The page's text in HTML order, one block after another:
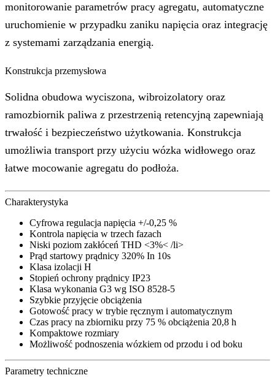
monitorowanie parametrów pracy agregatu, automatyczne
uruchomienie w przypadku zaniku napięcia oraz integrację
z systemami zarządzania energią.
Konstrukcja przemysłowa
Solidna obudowa wyciszona, wibroizolatory oraz
ramozbiornik paliwa z przestrzenią retencyjną zapewniają
trwałość i bezpieczeństwo użytkowania. Konstrukcja
umożliwia transport przy użyciu wózka widłowego oraz
łatwe mocowanie agregatu do podłoża.
Charakterystyka
Cyfrowa regulacja napięcia +/-0,25 %
Kontrola napięcia w trzech fazach
Niski poziom zakłóceń THD <3%< /li>
Prąd startowy prądnicy 320% In 10s
Klasa izolacji H
Stopień ochrony prądnicy IP23
Klasa wykonania G3 wg ISO 8528-5
Szybkie przyjęcie obciążenia
Gotowość pracy w trybie ręcznym i automatycznym
Czas pracy na zbiorniku przy 75 % obciążenia 20,8 h
Kompaktowe rozmiary
Możliwość podnoszenia wózkiem od przodu i od boku
Parametry techniczne